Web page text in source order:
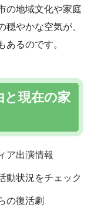
の地域文化や家庭
やかな空気が、
るのです。
と現在の家
ア出演情報
動状況をチェック
の復活劇